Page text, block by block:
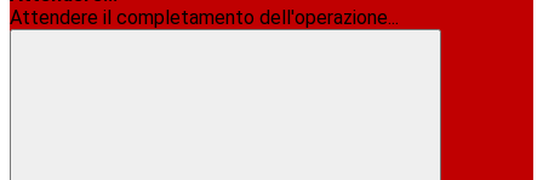
Attendere il completamento dell'operazione...